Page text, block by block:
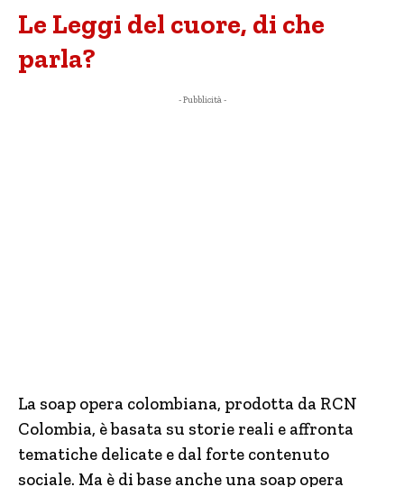
Le Leggi del cuore, di che
parla?
- Pubblicità -
La soap opera colombiana, prodotta da RCN
Colombia, è basata su storie reali e affronta
tematiche delicate e dal forte contenuto
sociale. Ma è di base anche una soap opera